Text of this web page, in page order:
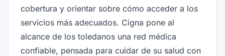
cobertura y orientar sobre cómo acceder a los
servicios más adecuados. Cigna pone al
alcance de los toledanos una red médica
confiable, pensada para cuidar de su salud con